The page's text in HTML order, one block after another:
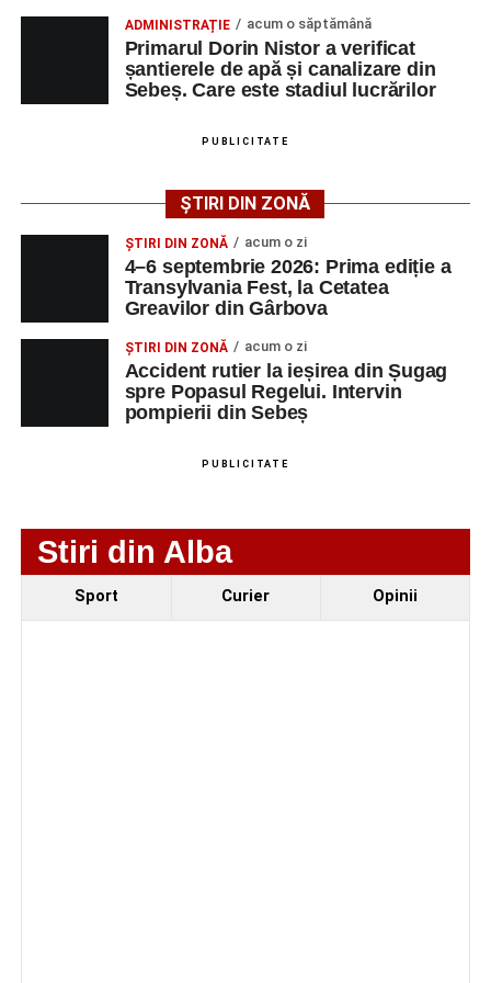
Mai jos puteți consulta lista completă a locurilor de
muncă disponibile în comuna Săsciori la data de 4
august 2026, precum și datele de contact ale
LMV
TELEFON/E-
Technology Srl
OPERATOR LA
MASINI-UNELTE
CU COMANDA
NUMERICA
1 0752826367
Ultimele știri din Sebeș
ADMINISTRAȚIE acum o săptămână
Primarul Dorin Nistor a verificat
șantierele de apă și canalizare din
Sebeș. Care este stadiul lucrărilor
PUBLICITATE
ȘTIRI DIN ZONĂ
ȘTIRI DIN ZONĂ acum o zi
4–6 septembrie 2026: Prima ediție a
Transylvania Fest, la Cetatea
Greavilor din Gârbova
ȘTIRI DIN ZONĂ acum o zi
Accident rutier la ieșirea din Șugag
spre Popasul Regelui. Intervin
pompierii din Sebeș
PUBLICITATE
Stiri din Alba
Sport Curier Opinii